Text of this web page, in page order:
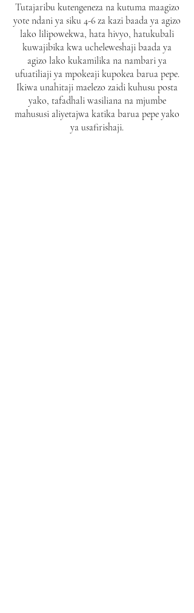
Tutajaribu kutengeneza na kutuma maagizo
yote ndani ya siku 4-6 za kazi baada ya agizo
lako lilipowekwa, hata hivyo, hatukubali
kuwajibika kwa ucheleweshaji baada ya
agizo lako kukamilika na nambari ya
ufuatiliaji ya mpokeaji kupokea barua pepe.
Ikiwa unahitaji maelezo zaidi kuhusu posta
yako, tafadhali wasiliana na mjumbe
mahususi aliyetajwa katika barua pepe yako
ya usafirishaji.